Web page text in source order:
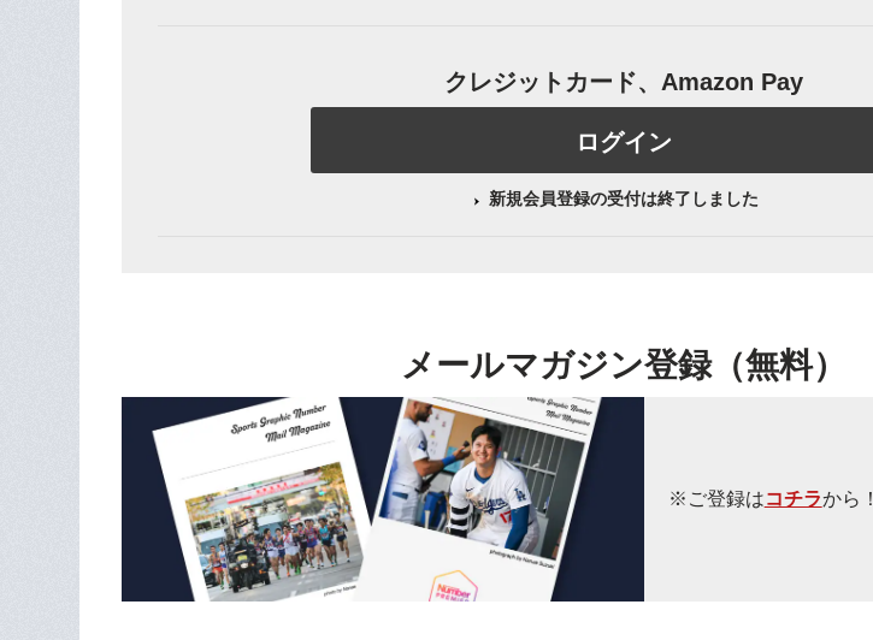
クレジットカード、Amazon Pay
ログイン
新規会員登録の受付は終了しました
メールマガジン登録（無料）
※ご登録はコチラから！